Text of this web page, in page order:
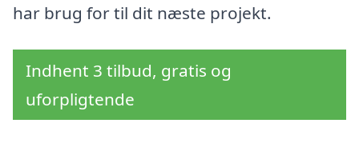
har brug for til dit næste projekt.
Indhent 3 tilbud, gratis og
uforpligtende